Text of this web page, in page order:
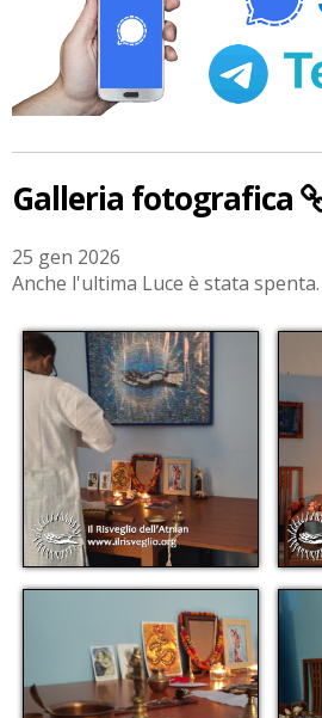
Galleria fotografica
25 gen 2026
Anche l'ultima Luce è stata spenta.